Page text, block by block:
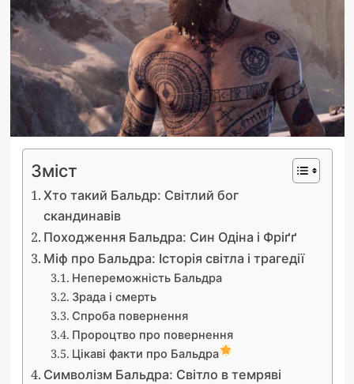
Зміст
Хто такий Бальдр: Світлий бог
скандинавів
Походження Бальдра: Син Одіна і Фріґґ
Міф про Бальдра: Історія світла і трагедії
Непереможність Бальдра
Зрада і смерть
Спроба повернення
Пророцтво про повернення
Цікаві факти про Бальдра
Символізм Бальдра: Світло в темряві